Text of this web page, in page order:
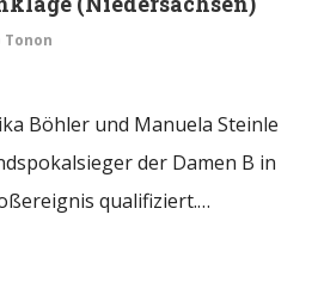
Tonon
Böhler und Manuela Steinle
der Damen B in
qualifiziert.…